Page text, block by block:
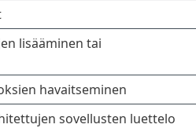
lisääminen tai
havaitseminen
sovellusten luettelo